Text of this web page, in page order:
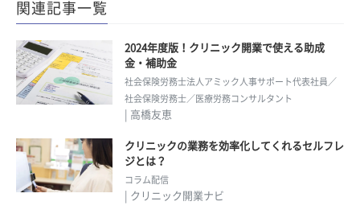
関連記事一覧
2024年度版！クリニック開業で使える助成
金・補助金
社会保険労務士法人アミック人事サポート代表社員／
社会保険労務士／医療労務コンサルタント
| 高橋友恵
クリニックの業務を効率化してくれるセルフレ
ジとは？
コラム配信
| クリニック開業ナビ